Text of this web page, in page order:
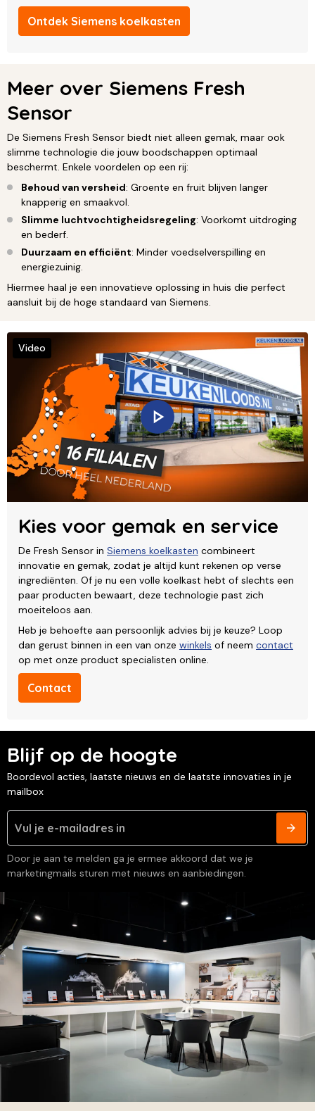
Ontdek Siemens koelkasten
Meer over Siemens Fresh
Sensor
De Siemens Fresh Sensor biedt niet alleen gemak, maar ook
slimme technologie die jouw boodschappen optimaal
beschermt. Enkele voordelen op een rij:
Behoud van versheid: Groente en fruit blijven langer
knapperig en smaakvol.
Slimme luchtvochtigheidsregeling: Voorkomt uitdroging
en bederf.
Duurzaam en efficiënt: Minder voedselverspilling en
energiezuinig.
Hiermee haal je een innovatieve oplossing in huis die perfect
aansluit bij de hoge standaard van Siemens.
Kies voor gemak en service
De Fresh Sensor in Siemens koelkasten combineert
innovatie en gemak, zodat je altijd kunt rekenen op verse
ingrediënten. Of je nu een volle koelkast hebt of slechts een
paar producten bewaart, deze technologie past zich
moeiteloos aan.
Heb je behoefte aan persoonlijk advies bij je keuze? Loop
dan gerust binnen in een van onze winkels of neem contact
op met onze product specialisten online.
Contact
Video
Blijf op de hoogte
Boordevol acties, laatste nieuws en de laatste innovaties in je
mailbox
Door je aan te melden ga je ermee akkoord dat we je
marketingmails sturen met nieuws en aanbiedingen.